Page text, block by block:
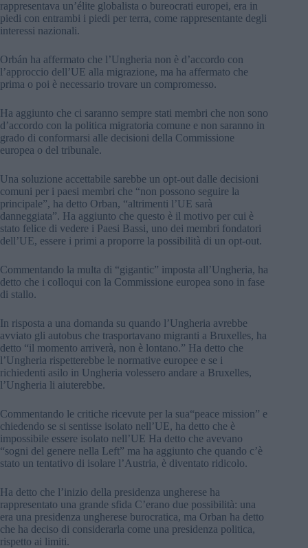
rappresentava un’élite globalista o bureocrati europei, era in
piedi con entrambi i piedi per terra, come rappresentante degli
interessi nazionali.
Orbán ha affermato che l’Ungheria non è d’accordo con
l’approccio dell’UE alla migrazione, ma ha affermato che
prima o poi è necessario trovare un compromesso.
Ha aggiunto che ci saranno sempre stati membri che non sono
d’accordo con la politica migratoria comune e non saranno in
grado di conformarsi alle decisioni della Commissione
europea o del tribunale.
Una soluzione accettabile sarebbe un opt-out dalle decisioni
comuni per i paesi membri che “non possono seguire la
principale”, ha detto Orban, “altrimenti l’UE sarà
danneggiata”. Ha aggiunto che questo è il motivo per cui è
stato felice di vedere i Paesi Bassi, uno dei membri fondatori
dell’UE, essere i primi a proporre la possibilità di un opt-out.
Commentando la multa di “gigantic” imposta all’Ungheria, ha
detto che i colloqui con la Commissione europea sono in fase
di stallo.
In risposta a una domanda su quando l’Ungheria avrebbe
avviato gli autobus che trasportavano migranti a Bruxelles, ha
detto “il momento arriverà, non è lontano.” Ha detto che
l’Ungheria rispetterebbe le normative europee e se i
richiedenti asilo in Ungheria volessero andare a Bruxelles,
l’Ungheria li aiuterebbe.
Commentando le critiche ricevute per la sua“peace mission” e
chiedendo se si sentisse isolato nell’UE, ha detto che è
impossibile essere isolato nell’UE Ha detto che avevano
“sogni del genere nella Left” ma ha aggiunto che quando c’è
stato un tentativo di isolare l’Austria, è diventato ridicolo.
Ha detto che l’inizio della presidenza ungherese ha
rappresentato una grande sfida C’erano due possibilità: una
era una presidenza ungherese burocratica, ma Orban ha detto
che ha deciso di considerarla come una presidenza politica,
rispetto ai limiti.